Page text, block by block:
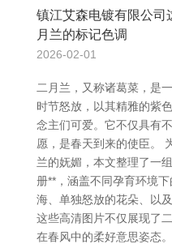
镇江艾森电镀有限公司
月兰的标记色调
2026-02-01
二月兰，又称诸葛菜，是
时节怒放，以其精雅的紫
念主们可爱。它不仅具有
愿，是春天到来的使臣。
兰的妩媚，本文整理了一
册**，涵盖不同孕育环境
海、单独怒放的花朵、以
这些高清图片不仅展现了
在春风中的柔好意思姿态